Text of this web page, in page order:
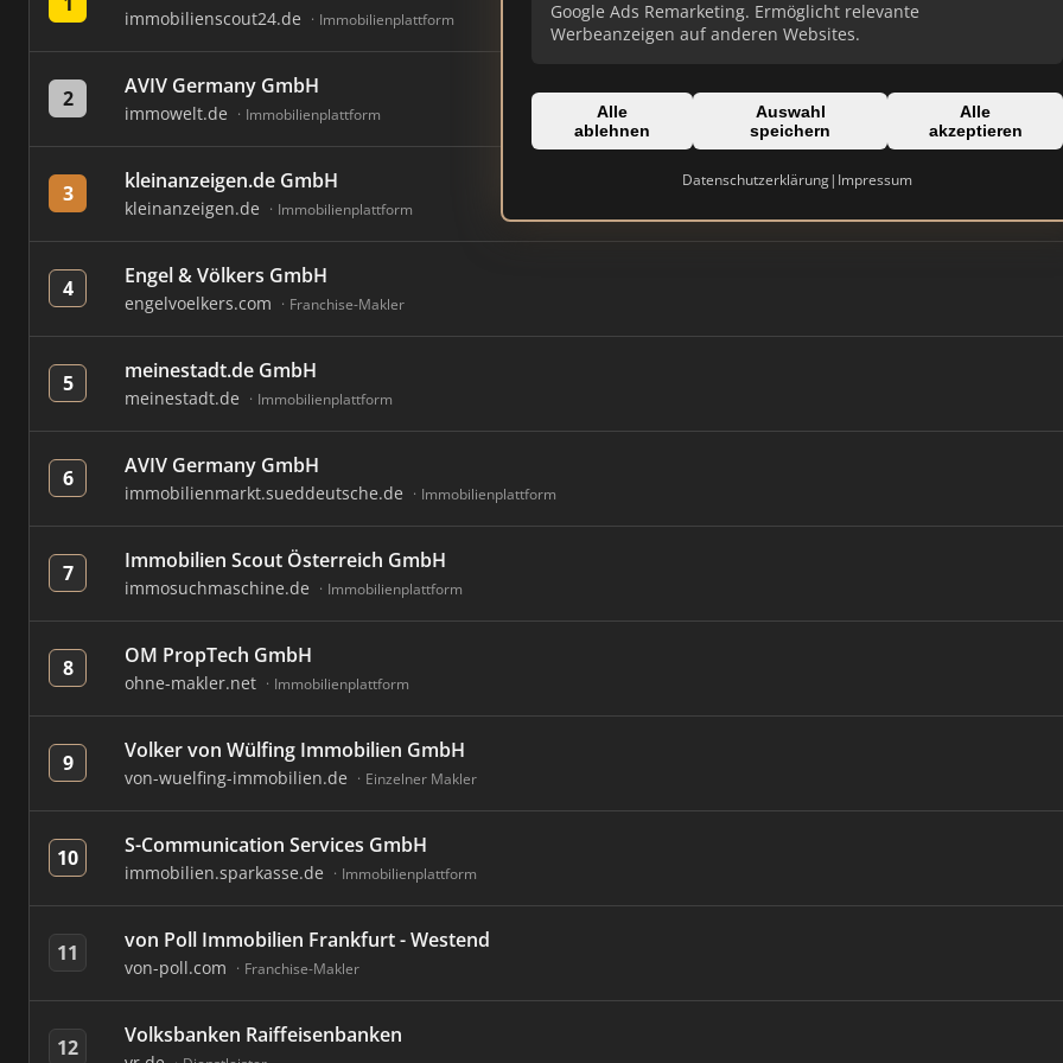
Google Ads Remarketing. Ermöglicht relevante
Werbeanzeigen auf anderen Websites.
Alle
ablehnen
Auswahl
speichern
Alle
akzeptieren
Datenschutzerklärung| Impressum
immobilienscout24.de Immobilienplattform
2 AVIV Germany GmbH
immowelt.de Immobilienplattform
3 kleinanzeigen.de GmbH
kleinanzeigen.de Immobilienplattform
4 Engel & Völkers GmbH
engelvoelkers.com Franchise-Makler
5 meinestadt.de GmbH
meinestadt.de Immobilienplattform
6 AVIV Germany GmbH
immobilienmarkt.sueddeutsche.de Immobilienplattform
7 Immobilien Scout Österreich GmbH
immosuchmaschine.de Immobilienplattform
8 OM PropTech GmbH
ohne-makler.net Immobilienplattform
9 Volker von Wülfing Immobilien GmbH
von-wuelfing-immobilien.de Einzelner Makler
10 S-Communication Services GmbH
immobilien.sparkasse.de Immobilienplattform
11 von Poll Immobilien Frankfurt - Westend
von-poll.com Franchise-Makler
12 Volksbanken Raiffeisenbanken